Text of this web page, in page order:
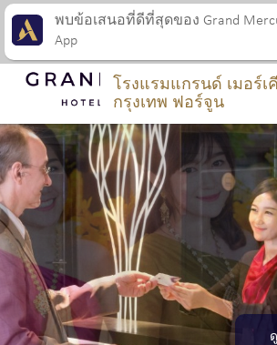
โรงแรมแกรนด์ เมอร์เ
กรุงเทพ ฟอร์จูน
พบข้อเสนอที่ดีที่สุดของ Grand
App